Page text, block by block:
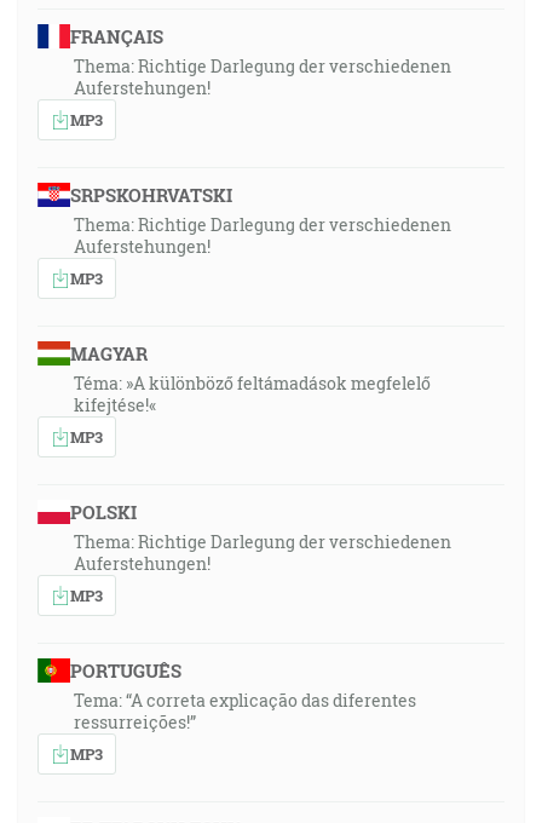
FRANÇAIS
Thema: Richtige Darlegung der verschiedenen
Auferstehungen!
MP3
SRPSKOHRVATSKI
Thema: Richtige Darlegung der verschiedenen
Auferstehungen!
MP3
MAGYAR
Téma: »A különböző feltámadások megfelelő
kifejtése!«
MP3
POLSKI
Thema: Richtige Darlegung der verschiedenen
Auferstehungen!
MP3
PORTUGUÊS
Tema: “A correta explicação das diferentes
ressurreições!”
MP3